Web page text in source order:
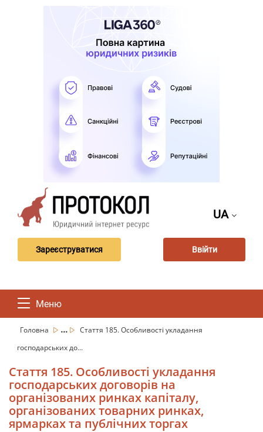
UA
Зареєструватися Ввійти
Меню
Головна ...
Стаття 185. Особливості укладання
господарських до...
Стаття 185. Особливості укладання
господарських договорів на
організованих ринках капіталу,
організованих товарних ринках,
ярмарках та публічних торгах